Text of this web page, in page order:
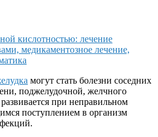
кислотностью: лечение
медикаментозное лечение,
могут стать болезни соседних
поджелудочной, желчного
при неправильном
поступлением в организм